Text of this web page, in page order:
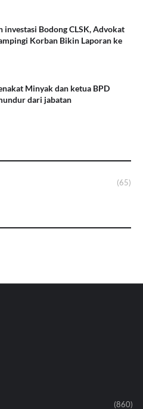
investasi Bodong CLSK, Advokat
Korban Bikin Laporan ke
Minyak dan ketua BPD
dari jabatan
(65)
(860)